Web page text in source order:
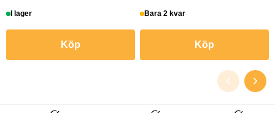
I lager
Köp
Bara 2 kvar
Köp